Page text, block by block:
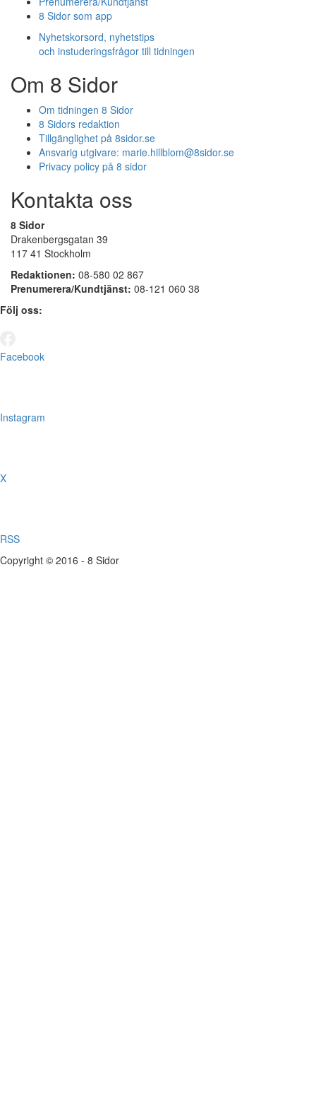
8 Sidor som app
Nyhetskorsord, nyhetstips
och instuderingsfrågor till tidningen
Om 8 Sidor
Om tidningen 8 Sidor
8 Sidors redaktion
Tillgänglighet på 8sidor.se
Ansvarig utgivare: marie.hillblom@8sidor.se
Privacy policy på 8 sidor
Kontakta oss
8 Sidor
Drakenbergsgatan 39
117 41 Stockholm
Redaktionen: 08-580 02 867
Prenumerera/Kundtjänst: 08-121 060 38
Följ oss:
Facebook
Instagram
X
RSS
Copyright © 2016 - 8 Sidor